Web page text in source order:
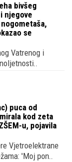
bivšeg
njegove
se
Vatrenog i
puca od
kod zeta
u, pojavila
Vjetroelektrane
'Moj pon..